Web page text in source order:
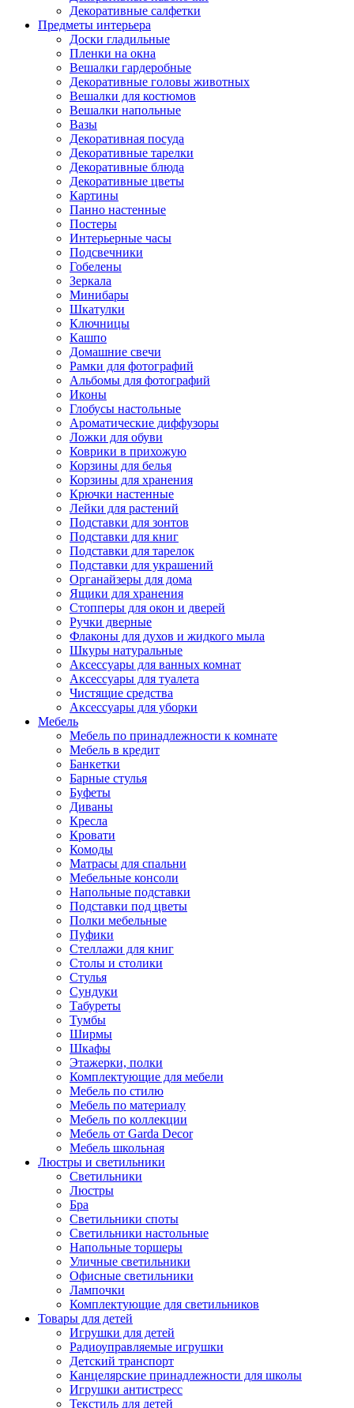
Декоративные салфетки
Предметы интерьера
Доски гладильные
Пленки на окна
Вешалки гардеробные
Декоративные головы животных
Вешалки для костюмов
Вешалки напольные
Вазы
Декоративная посуда
Декоративные тарелки
Декоративные блюда
Декоративные цветы
Картины
Панно настенные
Постеры
Интерьерные часы
Подсвечники
Гобелены
Зеркала
Минибары
Шкатулки
Ключницы
Кашпо
Домашние свечи
Рамки для фотографий
Альбомы для фотографий
Иконы
Глобусы настольные
Ароматические диффузоры
Ложки для обуви
Коврики в прихожую
Корзины для белья
Корзины для хранения
Крючки настенные
Лейки для растений
Подставки для зонтов
Подставки для книг
Подставки для тарелок
Подставки для украшений
Органайзеры для дома
Ящики для хранения
Стопперы для окон и дверей
Ручки дверные
Флаконы для духов и жидкого мыла
Шкуры натуральные
Аксессуары для ванных комнат
Аксессуары для туалета
Чистящие средства
Аксессуары для уборки
Мебель
Мебель по принадлежности к комнате
Мебель в кредит
Банкетки
Барные стулья
Буфеты
Диваны
Кресла
Кровати
Комоды
Матрасы для спальни
Мебельные консоли
Напольные подставки
Подставки под цветы
Полки мебельные
Пуфики
Стеллажи для книг
Столы и столики
Стулья
Сундуки
Табуреты
Тумбы
Ширмы
Шкафы
Этажерки, полки
Комплектующие для мебели
Мебель по стилю
Мебель по материалу
Мебель по коллекции
Мебель от Garda Decor
Мебель школьная
Люстры и светильники
Светильники
Люстры
Бра
Светильники споты
Светильники настольные
Напольные торшеры
Уличные светильники
Офисные светильники
Лампочки
Комплектующие для светильников
Товары для детей
Игрушки для детей
Радиоуправляемые игрушки
Детский транспорт
Канцелярские принадлежности для школы
Игрушки антистресс
Текстиль для детей